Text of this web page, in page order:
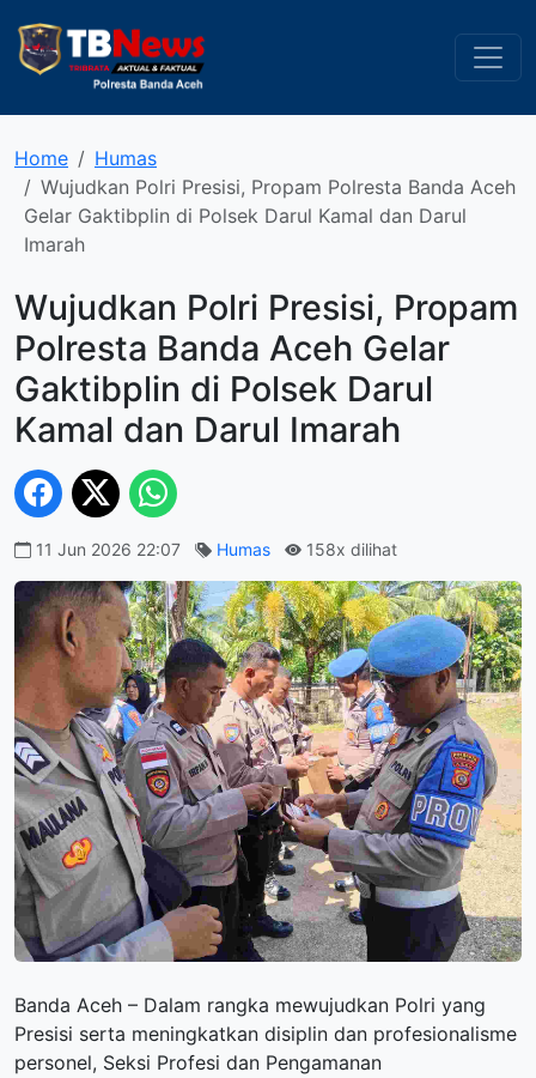
Home
Humas
Wujudkan Polri Presisi, Propam Polresta Banda Aceh
Gelar Gaktibplin di Polsek Darul Kamal dan Darul
Imarah
Wujudkan Polri Presisi, Propam
Polresta Banda Aceh Gelar
Gaktibplin di Polsek Darul
Kamal dan Darul Imarah
11 Jun 2026 22:07 Humas 158x dilihat
Banda Aceh – Dalam rangka mewujudkan Polri yang
Presisi serta meningkatkan disiplin dan profesionalisme
personel, Seksi Profesi dan Pengamanan